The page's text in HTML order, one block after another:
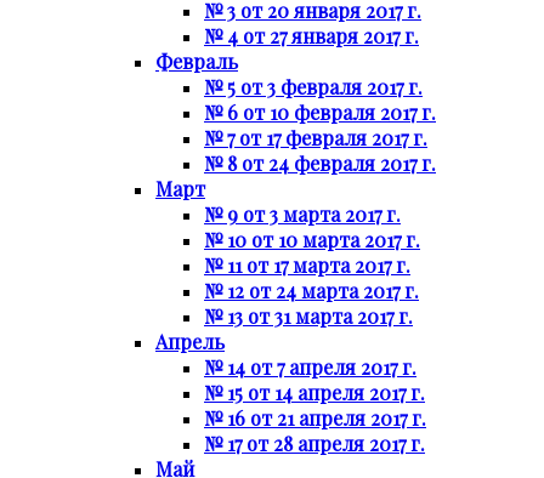
№ 3 от 20 января 2017 г.
№ 4 от 27 января 2017 г.
Февраль
№ 5 от 3 февраля 2017 г.
№ 6 от 10 февраля 2017 г.
№ 7 от 17 февраля 2017 г.
№ 8 от 24 февраля 2017 г.
Март
№ 9 от 3 марта 2017 г.
№ 10 от 10 марта 2017 г.
№ 11 от 17 марта 2017 г.
№ 12 от 24 марта 2017 г.
№ 13 от 31 марта 2017 г.
Апрель
№ 14 от 7 апреля 2017 г.
№ 15 от 14 апреля 2017 г.
№ 16 от 21 апреля 2017 г.
№ 17 от 28 апреля 2017 г.
Май